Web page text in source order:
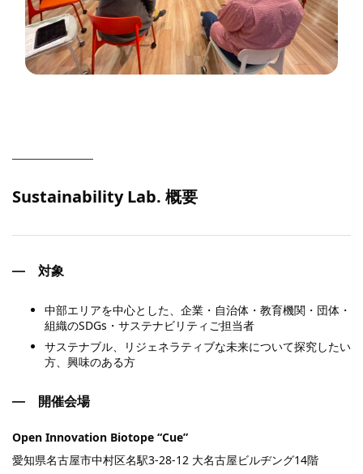
Sustainability Lab. 概要
対象
中部エリアを中心とした、企業・自治体・教育機関・団体・
組織のSDGs・サステナビリティご担当者
サステナブル、リジェネラティブな未来について探究したい
方、興味のある方
開催会場
Open Innovation Biotope “Cue”
愛知県名古屋市中村区名駅3-28-12 大名古屋ビルヂング14階